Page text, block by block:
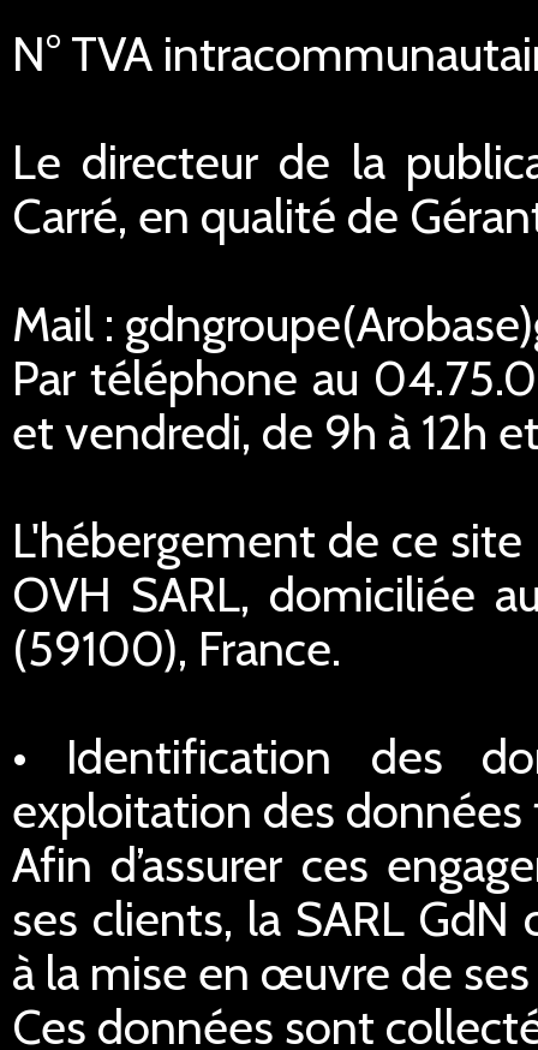
N° TVA
Le directeur de la
Carré, en qualité de
Mail :
Par téléphone au
et vendredi, de 9h à 12h
L'hébergement de ce
OVH SARL, domiciliée
(59100), France.
• Identification des
exploitation des données
Afin d’assurer ces
ses clients, la SARL
à la mise en œuvre de
Ces données sont